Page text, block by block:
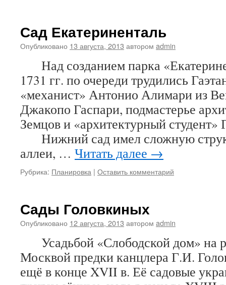
Сад Екатериненталь
Опубликовано 13 августа, 2013 автором admin
Над созданием парка
1731 гг. по очереди трудились
«механист» Антонио Алимари из
Джакопо Гаспари, подмастерье
Земцов и «архитектурный
Нижний сад имел сложную
аллеи, … Читать далее →
Рубрика: Планировка | Оставить комментарий
Сады Головкиных
Опубликовано 12 августа, 2013 автором admin
Усадьбой «Слободской дом» на
Москвой предки канцлера Г.И.
ещё в конце XVII в. Её садовые